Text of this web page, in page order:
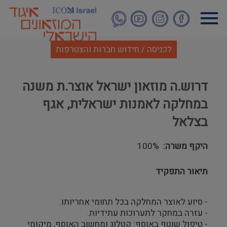
לתוכן
העיקרי
לכניסה / חידוש חברות והצטרפות
דרוש.ה מוזאון ישראל אוצר.ת משנה
במחלקה לאמנות ישראלית, אגף
בצלאל
היקף משרה 100%
תיאור התפקיד
- סיוע לאוצר המחלקה בכל תחומי אחריותו.
- עזרה במחקר לתערוכות עתידיות.
- טיפול שוטף באוסף: קטלוג ומחשוב האוסף, מיקומי